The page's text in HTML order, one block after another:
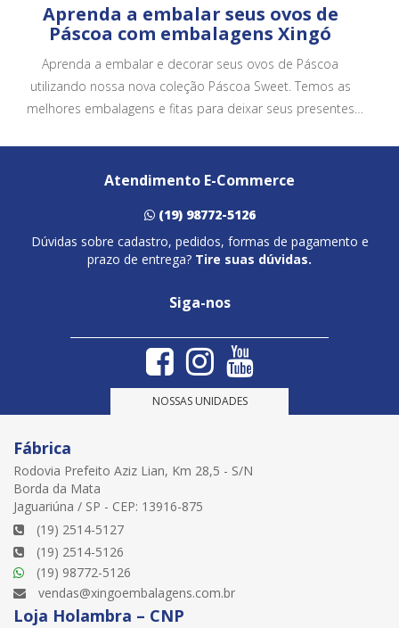
Aprenda a embalar seus ovos de
Páscoa com embalagens Xingó
Aprenda a embalar e decorar seus ovos de Páscoa
utilizando nossa nova coleção Páscoa Sweet. Temos as
melhores embalagens e fitas para deixar seus presentes
Atendimento E-Commerce
(19) 98772-5126
Dúvidas sobre cadastro, pedidos, formas de pagamento e
prazo de entrega? Tire suas dúvidas.
Siga-nos
NOSSAS UNIDADES
Fábrica
Rodovia Prefeito Aziz Lian, Km 28,5 - S/N
Borda da Mata
Jaguariúna / SP - CEP: 13916-875
(19) 2514-5127
(19) 2514-5126
(19) 98772-5126
vendas@xingoembalagens.com.br
Loja Holambra – CNP